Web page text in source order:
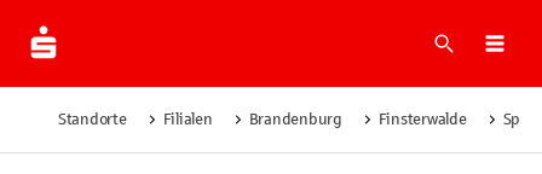
Suche
Standorte Filialen Brandenburg Finsterwalde